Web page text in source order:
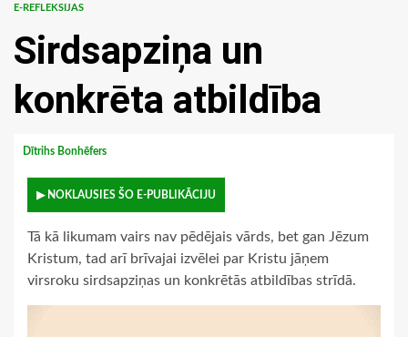
E-REFLEKSIJAS
Sirdsapziņa un
konkrēta atbildība
Dītrihs Bonhēfers
▶ NOKLAUSIES ŠO E-PUBLIKĀCIJU
Tā kā likumam vairs nav pēdējais vārds, bet gan Jēzum
Kristum, tad arī brīvajai izvēlei par Kristu jāņem
virsroku sirdsapziņas un konkrētās atbildības strīdā.